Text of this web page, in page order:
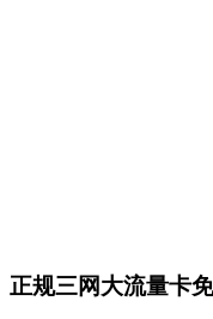
正规三网大流量卡